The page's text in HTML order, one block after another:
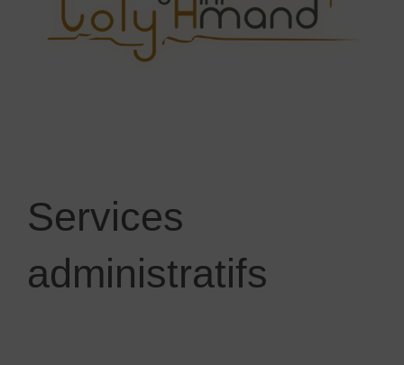
Services
administratifs